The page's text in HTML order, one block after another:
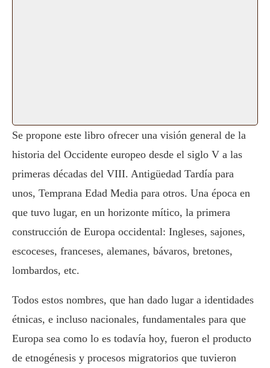
Se propone este libro ofrecer una visión general de la
historia del Occidente europeo desde el siglo V a las
primeras décadas del VIII. Antigüedad Tardía para
unos, Temprana Edad Media para otros. Una época en
que tuvo lugar, en un horizonte mítico, la primera
construcción de Europa occidental: Ingleses, sajones,
escoceses, franceses, alemanes, bávaros, bretones,
lombardos, etc.
Todos estos nombres, que han dado lugar a identidades
étnicas, e incluso nacionales, fundamentales para que
Europa sea como lo es todavía hoy, fueron el producto
de etnogénesis y procesos migratorios que tuvieron